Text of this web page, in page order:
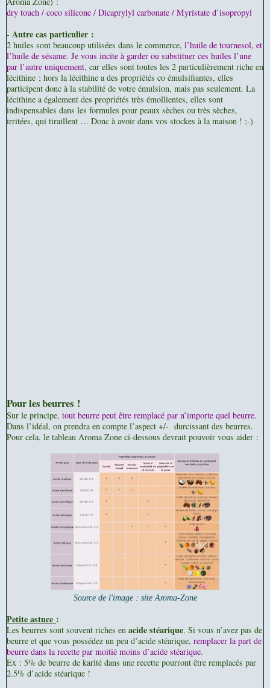
dry touch / coco silicone / Dicaprylyl carbonate / Myristate d’isopropyl
- Autre cas particulier :
2 huiles sont beaucoup utilisées dans le commerce, l’huile de tournesol, et
l’huile de sésame. Je vous incite à garder ou substituer ces huiles l’une
par l’autre uniquement, car elles sont toutes les 2 particulièrement riche en
lécithine ; hors la lécithine a des propriétés co émulsifiantes, elles
participent donc à la stabilité de votre émulsion, mais pas seulement. La
lécithine a également des propriétés très émollientes, elles sont
indispensables dans les formules pour peaux sèches ou très sèches,
irritées, qui tiraillent … Donc à avoir dans vos stockes à la maison ! ;-)
Pour les beurres !
Sur le principe, tout beurre peut être remplacé par n’importe quel beurre.
Dans l’idéal, on prendra en compte l’aspect +/- durcissant des beurres.
Pour cela, le tableau Aroma Zone ci-dessous devrait pouvoir vous aider :
Source de l'image : site Aroma-Zone
Petite astuce :
Les beurres sont souvent riches en acide stéarique. Si vous n’avez pas de
beurre et que vous possédez un peu d’acide stéarique, remplacer la part de
beurre dans la recette par moitié moins d’acide stéarique.
Ex : 5% de beurre de karité dans une recette pourront être remplacés par
2.5% d’acide stéarique !